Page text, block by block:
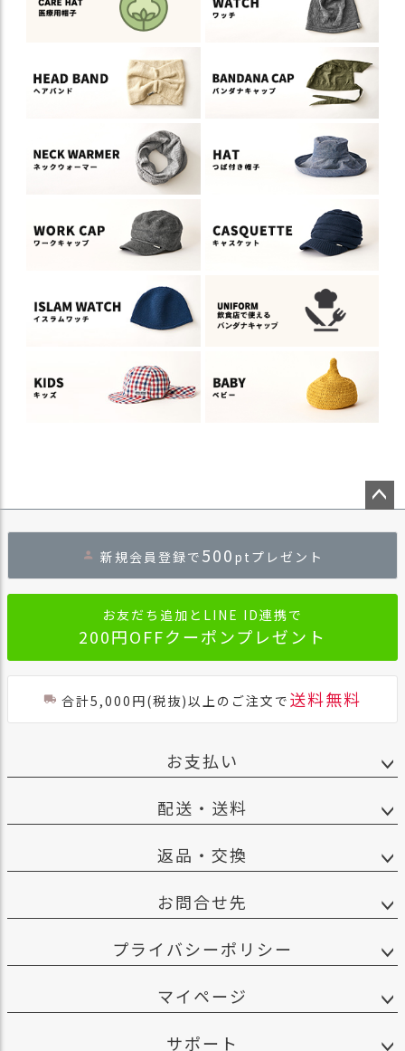
ジト
へ
新規会員登録で 500 ptプレゼント
お友だち追加とLINE ID連携で
200円OFFクーポンプレゼント
合計5,000円(税抜)以上のご注文で 送料無料
お支払い
配送・送料
返品・交換
お問合せ先
プライバシーポリシー
マイページ
サポート